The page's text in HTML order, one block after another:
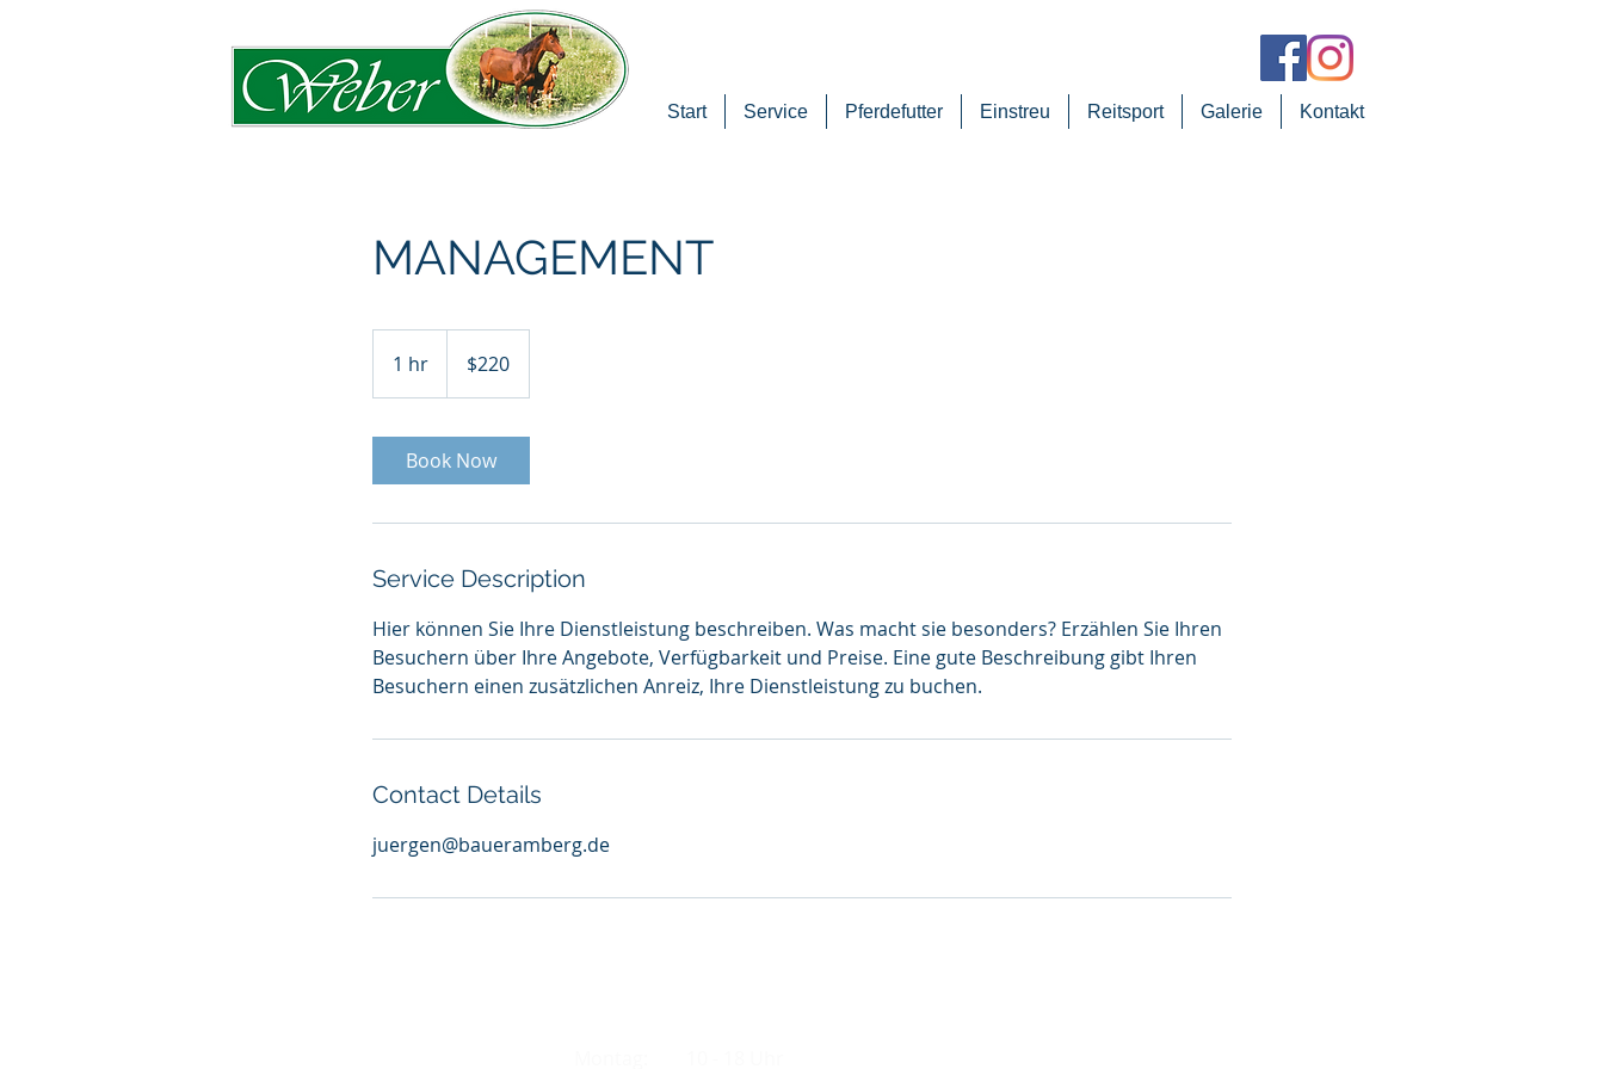
Start Service Pferdefutter Einstreu Reitsport Galerie Kontakt
MANAGEMENT
1 hr
h
dollars$220
Book Now
Service Description
Hier können Sie Ihre Dienstleistung beschreiben. Was macht sie besonders? Erzählen Sie Ihren
Besuchern über Ihre Angebote, Verfügbarkeit und Preise. Eine gute Beschreibung gibt Ihren
Besuchern einen zusätzlichen Anreiz, Ihre Dienstleistung zu buchen.
Contact Details
juergen@baueramberg.de